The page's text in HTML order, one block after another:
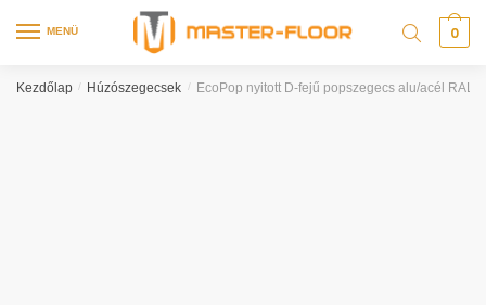
MENÜ 0
Kezdőlap / Húzószegecsek / EcoPop nyitott D-fejű popszegecs alu/acél